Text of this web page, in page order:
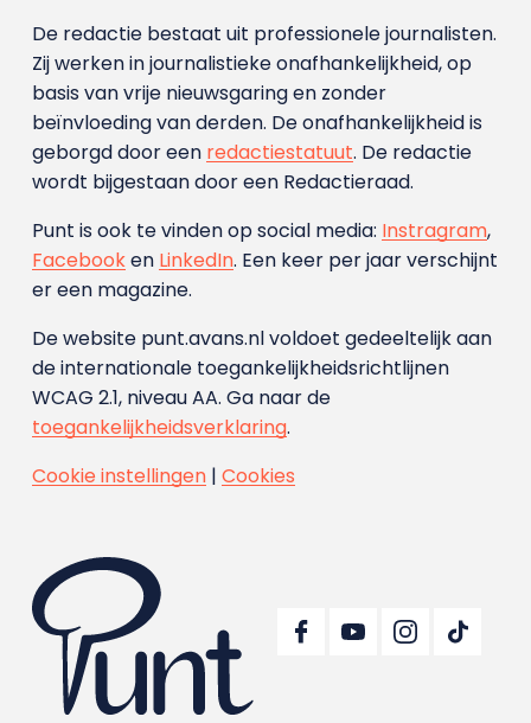
De redactie bestaat uit professionele journalisten.
Zij werken in journalistieke onafhankelijkheid, op
basis van vrije nieuwsgaring en zonder
beïnvloeding van derden. De onafhankelijkheid is
geborgd door een redactiestatuut. De redactie
wordt bijgestaan door een Redactieraad.
Punt is ook te vinden op social media: Instragram,
Facebooken LinkedIn. Een keer per jaar verschijnt
er een magazine.
De website punt.avans.nl voldoet gedeeltelijk aan
de internationale toegankelijkheidsrichtlijnen
WCAG 2.1, niveau AA. Ga naar de
toegankelijkheidsverklaring.
Cookie instellingen| Cookies